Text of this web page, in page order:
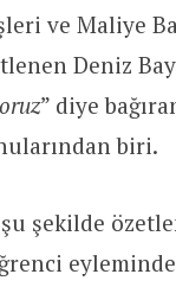
ve Maliye
Deniz
” diye
biri.
şekilde